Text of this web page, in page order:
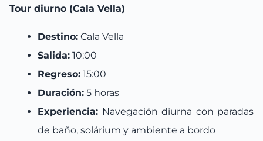
Tour diurno (Cala Vella)
Destino: Cala Vella
Salida: 10:00
Regreso: 15:00
Duración: 5 horas
Experiencia: Navegación diurna con paradas
de baño, solárium y ambiente a bordo